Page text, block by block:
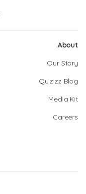
About
Our Story
Quizizz Blog
Media Kit
Careers